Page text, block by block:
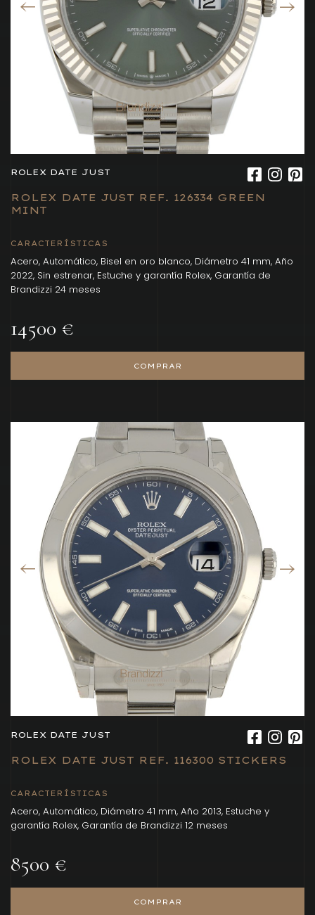
ROLEX DATE JUST
ROLEX DATE JUST REF. 126334 GREEN
MINT
CARACTERÍSTICAS
Acero, Automático, Bisel en oro blanco, Diámetro 41 mm, Año
2022, Sin estrenar, Estuche y garantía Rolex, Garantía de
Brandizzi 24 meses
14500 €
COMPRAR
ROLEX DATE JUST
ROLEX DATE JUST REF. 116300 STICKERS
CARACTERÍSTICAS
Acero, Automático, Diámetro 41 mm, Año 2013, Estuche y
garantía Rolex, Garantía de Brandizzi 12 meses
8500 €
COMPRAR